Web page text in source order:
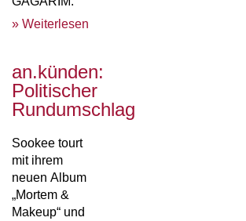
» Weiterlesen
an.künden:
Politischer
Rundumschlag
Sookee tourt
mit ihrem
neuen Album
„Mortem &
Makeup“ und